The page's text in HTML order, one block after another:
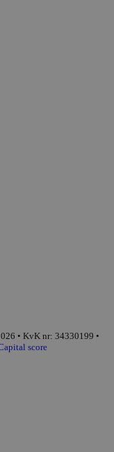
• KvK nr: 34330199 •
score